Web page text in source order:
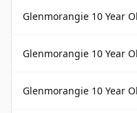
Glenmorangie 10 Year
Glenmorangie 10 Year
Glenmorangie 10 Year